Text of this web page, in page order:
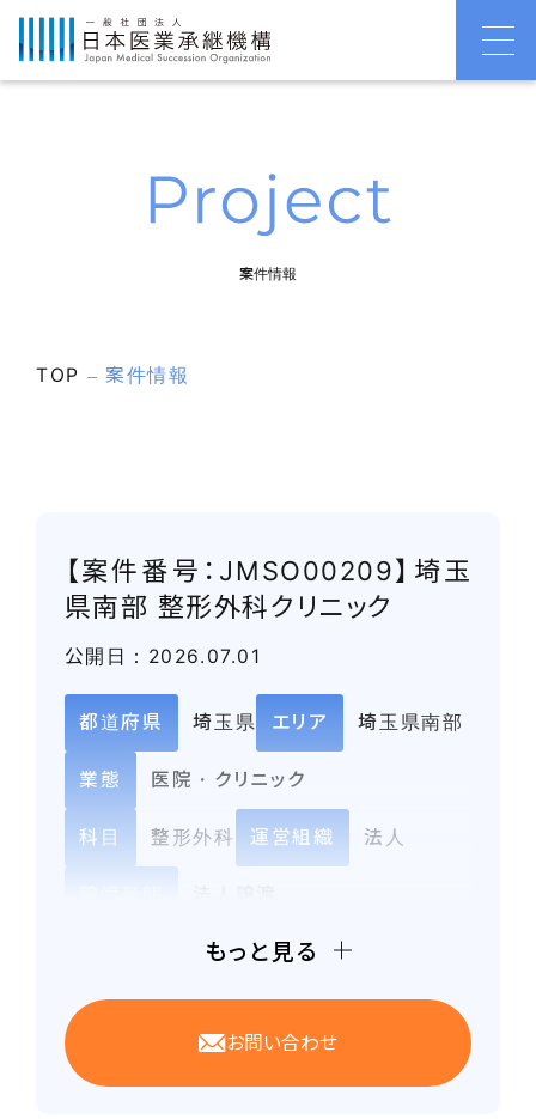
案件情報
TOP 案件情報
【案件番号：JMSO00209】埼玉
県南部 整形外科クリニック
公開日：2026.07.01
都道府県 埼玉県 エリア 埼玉県南部
業態 医院・クリニック
科目 整形外科 運営組織 法人
約90名/日
売上
営業利益
約2,000万円弱（修正営業利
もっと見る
お問い合わせ